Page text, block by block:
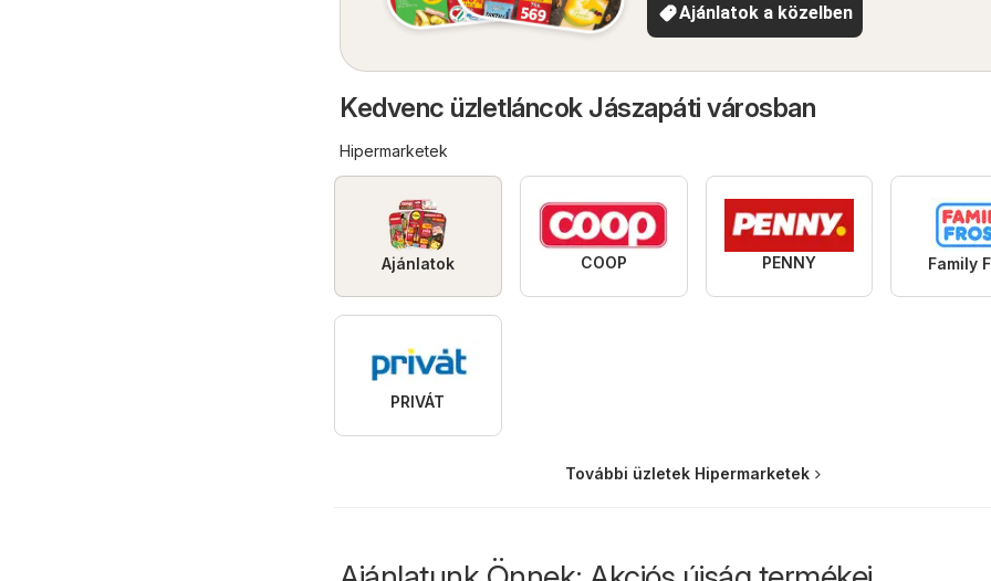
Ajánlatok a közelben
Kedvenc üzletláncok Jászapáti városban
Hipermarketek
Ajánlatok COOP PENNY Family
PRIVÁT
További üzletek Hipermarketek